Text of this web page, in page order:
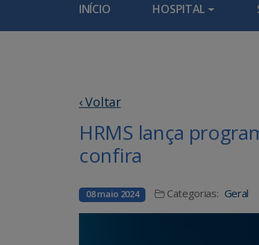
INÍCIO HOSPITAL
‹ Voltar
HRMS lança
confira
08 maio 2024 Categorias: Geral